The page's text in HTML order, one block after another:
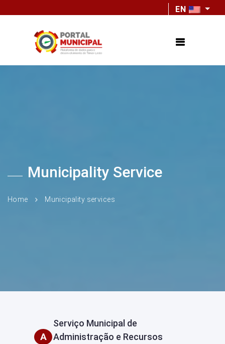
EN
Municipality Service
Home Municipality services
A
Serviço Municipal de
Administração e Recursos